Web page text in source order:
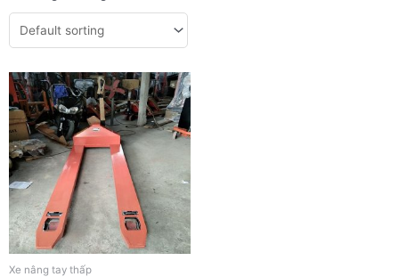
Xe nâng tay thấp